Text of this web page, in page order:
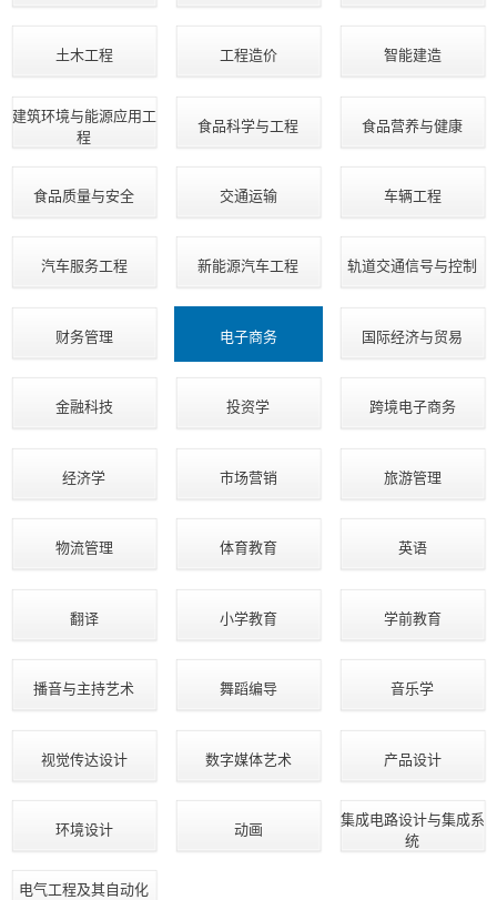
土木工程 工程造价 智能建造
建筑环境与能源应用工
程
食品科学与工程 食品营养与健康
食品质量与安全 交通运输 车辆工程
汽车服务工程 新能源汽车工程 轨道交通信号与控制
财务管理 电子商务 国际经济与贸易
金融科技 投资学 跨境电子商务
经济学 市场营销 旅游管理
物流管理 体育教育 英语
翻译 小学教育 学前教育
播音与主持艺术 舞蹈编导 音乐学
视觉传达设计 数字媒体艺术 产品设计
环境设计 动画
集成电路设计与集成系
统
电气工程及其自动化